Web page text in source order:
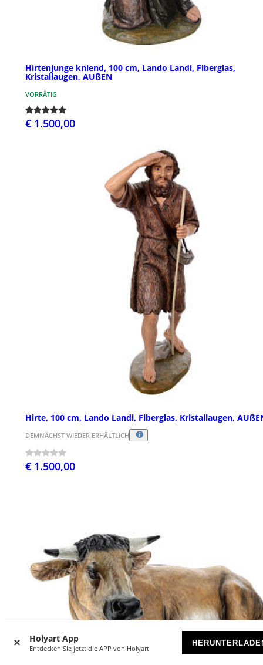
Holyart App
Entdecken Sie jetzt die APP von Holyart
Hirtenjunge kniend, 100 cm, Lando Landi, Fiberglas,
Kristallaugen, AUßEN
VORRÄTIG
€ 1.500,00
Hirte, 100 cm, Lando Landi, Fiberglas, Kristallaugen,
DEMNÄCHST WIEDER ERHÄLTLICH
€ 1.500,00